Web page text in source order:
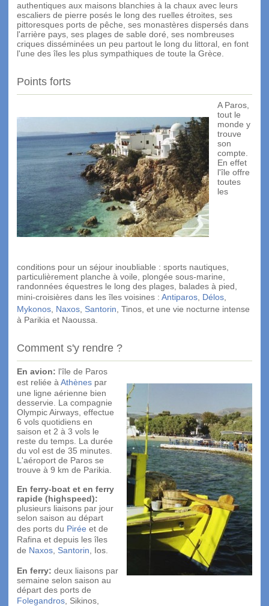
authentiques aux maisons blanchies à la chaux avec leurs
escaliers de pierre posés le long des ruelles étroites, ses
pittoresques ports de pêche, ses monastères dispersés dans
l'arrière pays, ses plages de sable doré, ses nombreuses
criques disséminées un peu partout le long du littoral, en font
l'une des îles les plus sympathiques de toute la Grèce.
Points forts
A Paros,
tout le
monde y
trouve
son
compte.
En effet
l'île offre
toutes
les
conditions pour un séjour inoubliable : sports nautiques,
particulièrement planche à voile, plongée sous-marine,
randonnées équestres le long des plages, balades à pied,
mini-croisières dans les îles voisines : Antiparos Délos
Mykonos Naxos Santorin , Tinos, et une vie nocturne intense
à Parikia et Naoussa.
Comment s'y rendre ?
En avion: l'île de Paros
est reliée à Athènes par
une ligne aérienne bien
desservie. La compagnie
Olympic Airways, effectue
6 vols quotidiens en
saison et 2 à 3 vols le
reste du temps. La durée
du vol est de 35 minutes.
L'aéroport de Paros se
trouve à 9 km de Parikia.
En ferry-boat et en ferry
rapide (highspeed):
plusieurs liaisons par jour
selon saison au départ
des ports du Pirée et de
Rafina et depuis les îles
de Naxos Santorin , Ios.
En ferry: deux liaisons par
semaine selon saison au
départ des ports de
Folegandros , Sikinos,